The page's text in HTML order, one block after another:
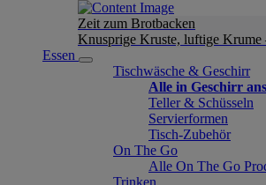
Zeit zum Brotbacken
Knusprige Kruste, luftige
Essen
Tischwäsche & Geschirr
Alle in Geschirr
Teller & Schüsseln
Servierformen
Tisch-Zubehör
On The Go
Alle On The Go
Trinken